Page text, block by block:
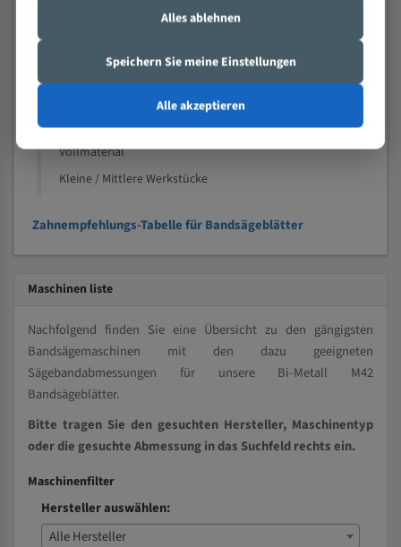
Nichteisenmetalle
Speziell entwickelt für Profile / Rohre
Vollmaterial
Kleine / Mittlere Werkstücke
Zahnempfehlungs-Tabelle für Bandsägeblätter
Maschinen liste
Nachfolgend finden Sie eine Übersicht zu den gängigsten
Bandsägemaschinen mit den dazu geeigneten
Sägebandabmessungen für unsere Bi-Metall M42
Bandsägeblätter.
Bitte tragen Sie den gesuchten Hersteller, Maschinentyp
oder die gesuchte Abmessung in das Suchfeld rechts ein.
Maschinenfilter
Hersteller auswählen:
Alle Hersteller
Alles ablehnen
Speichern Sie meine Einstellungen
Alle akzeptieren